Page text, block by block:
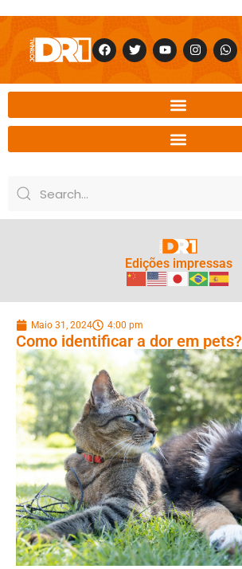
Edições impressas
Maio 31, 2024 4:00 pm
Como identificar a dor em pets?